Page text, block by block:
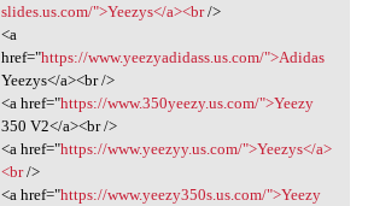
slides.us.com/">Yeezys</a><br/>
<a
href="https://www.yeezyadidass.us.com/">Adidas
Yeezys</a><br />
<a href="https://www.350yeezy.us.com/">Yeezy
350 V2</a><br />
<a href="https://www.yeezyy.us.com/">Yeezys</a>
<br/>
<a href="https://www.yeezy350s.us.com/">Yeezy